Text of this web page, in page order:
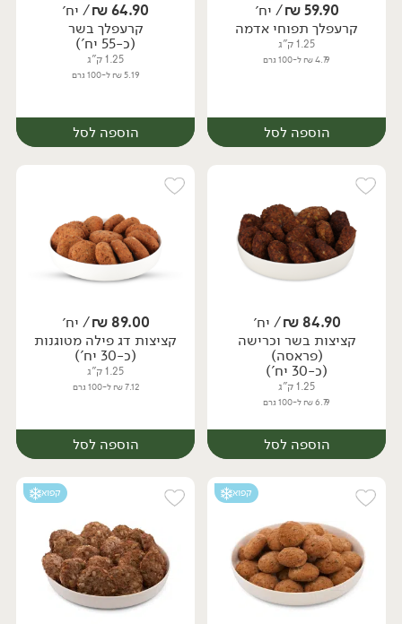
יח׳ יח׳
59.90
₪/ יח׳
קרעפלך תפוחי אדמה
1.25 ק"ג
4.79 ₪ ל-100 גרם
הוספה לסל
יח׳
64.90
₪/ יח׳
קרעפלך בשר
(כ-55 יח')
1.25 ק"ג
5.19 ₪ ל-100 גרם
הוספה לסל
יח׳
84.90
₪/ יח׳
קציצות בשר וכרישה
(פראסה)
(כ-30 יח')
1.25 ק"ג
6.79 ₪ ל-100 גרם
הוספה לסל
89.00
₪/ יח׳
קציצות דג פילה מטוגנות
(כ-30 יח')
1.25 ק"ג
7.12 ₪ ל-100 גרם
הוספה לסל
קפוא קפוא